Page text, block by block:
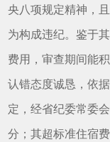
央八项规定精神，
为构成违纪。鉴于
费用，审查期间能
认错态度诚恳，依
定，经省纪委常委
分；其超标准住宿